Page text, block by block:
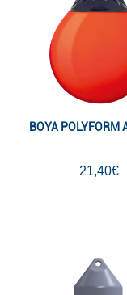
BOYA POLYFORM
21,40€